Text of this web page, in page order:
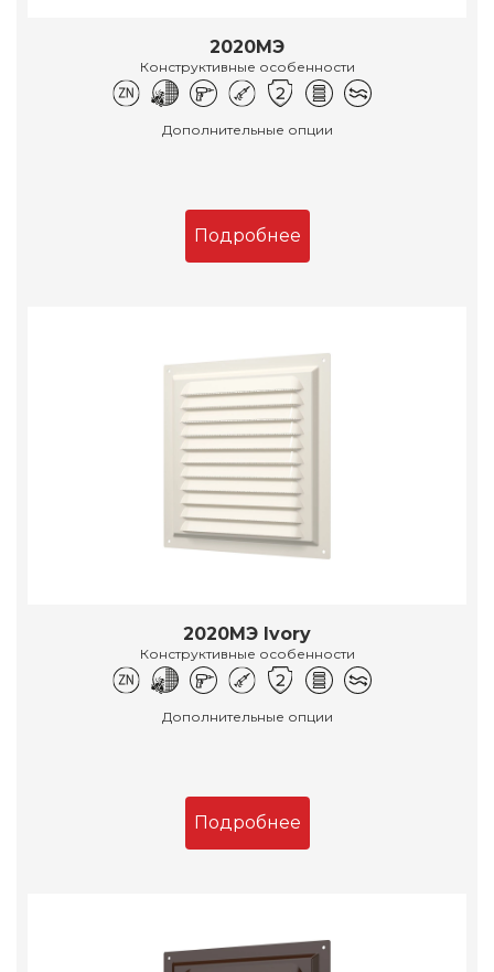
2020МЭ
Конструктивные особенности
Дополнительные опции
Подробнее
2020МЭ Ivory
Конструктивные особенности
Дополнительные опции
Подробнее